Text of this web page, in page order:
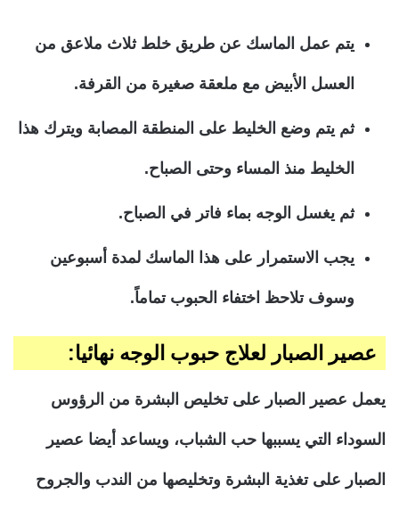
يتم عمل الماسك عن طريق خلط ثلاث ملاعق من
العسل الأبيض مع ملعقة صغيرة من القرفة.
ثم يتم وضع الخليط على المنطقة المصابة ويترك هذا
الخليط منذ المساء وحتى الصباح.
ثم يغسل الوجه بماء فاتر في الصباح.
يجب الاستمرار على هذا الماسك لمدة أسبوعين
وسوف تلاحظ اختفاء الحبوب تماماً.
عصير الصبار لعلاج حبوب الوجه نهائيا:
يعمل عصير الصبار على تخليص البشرة من الرؤوس
السوداء التي يسببها حب الشباب، ويساعد أيضا عصير
الصبار على تغذية البشرة وتخليصها من الندب والجروح